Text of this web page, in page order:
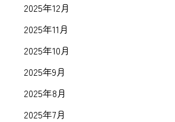
2025年12月
2025年11月
2025年10月
2025年9月
2025年8月
2025年7月